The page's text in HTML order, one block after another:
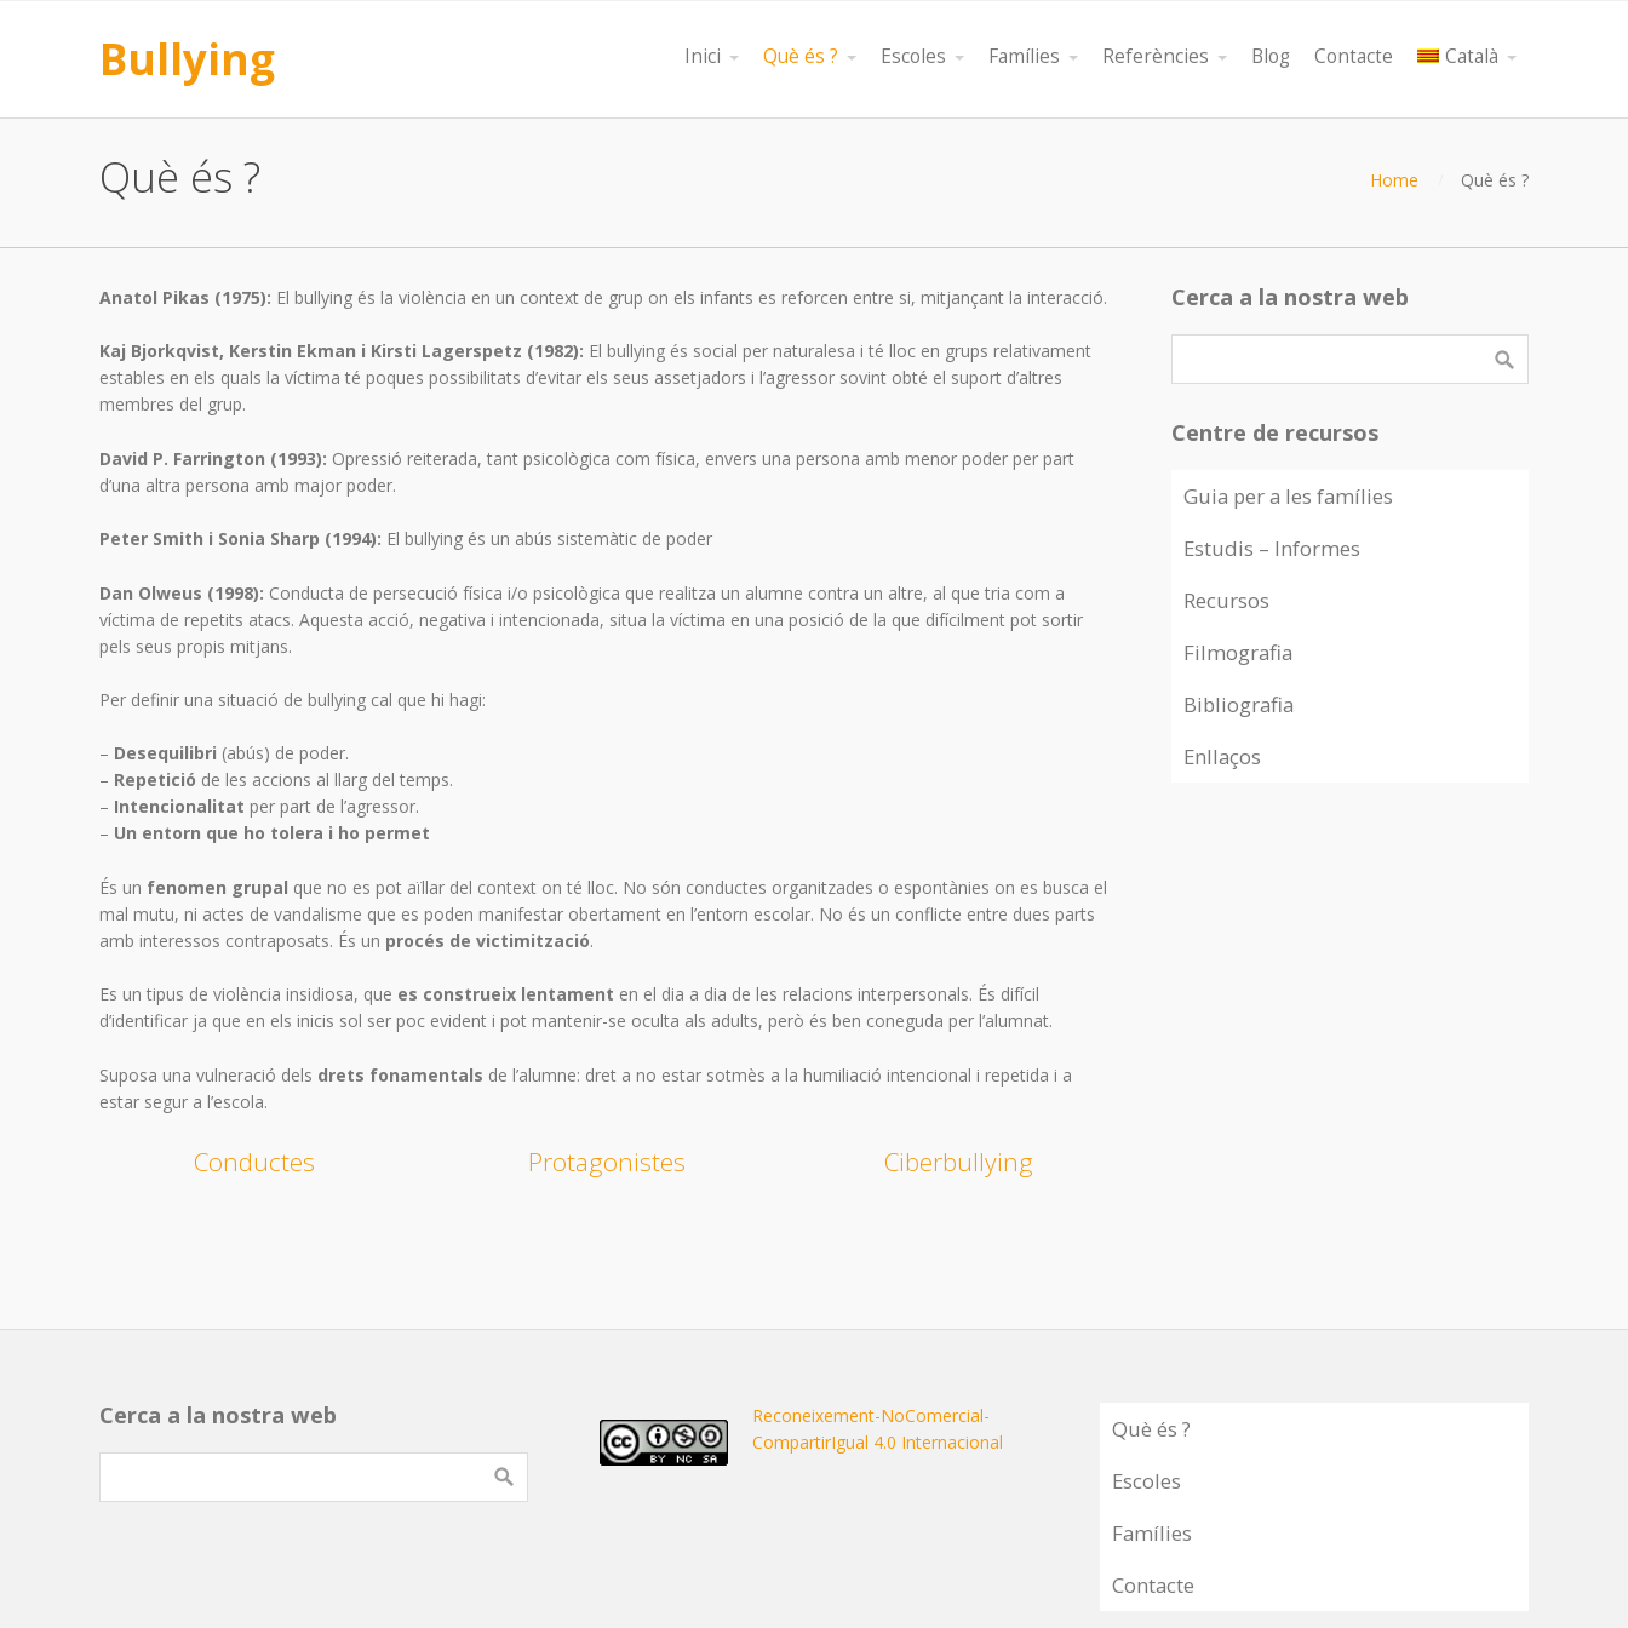
Bullying Inici Què és ? Escoles Famílies Referències Blog Contacte Català
Què és ? Home Què és ?
Anatol Pikas (1975): El bullying és la violència en un context de grup on els infants es reforcen entre si, mitjançant la interacció.
Kaj Bjorkqvist, Kerstin Ekman i Kirsti Lagerspetz (1982): El bullying és social per naturalesa i té lloc en grups relativament
estables en els quals la víctima té poques possibilitats d’evitar els seus assetjadors i l’agressor sovint obté el suport d’altres
membres del grup.
David P. Farrington (1993): Opressió reiterada, tant psicològica com física, envers una persona amb menor poder per part
d’una altra persona amb major poder.
Peter Smith i Sonia Sharp (1994): El bullying és un abús sistemàtic de poder
Dan Olweus (1998): Conducta de persecució física i/o psicològica que realitza un alumne contra un altre, al que tria com a
víctima de repetits atacs. Aquesta acció, negativa i intencionada, situa la víctima en una posició de la que difícilment pot sortir
pels seus propis mitjans.
Per definir una situació de bullying cal que hi hagi:
– Desequilibri (abús) de poder.
– Repetició de les accions al llarg del temps.
– Intencionalitat per part de l’agressor.
– Un entorn que ho tolera i ho permet
És un fenomen grupal que no es pot aïllar del context on té lloc. No són conductes organitzades o espontànies on es busca el
mal mutu, ni actes de vandalisme que es poden manifestar obertament en l’entorn escolar. No és un conflicte entre dues parts
amb interessos contraposats. És un procés de victimització.
Es un tipus de violència insidiosa, que es construeix lentament en el dia a dia de les relacions interpersonals. És difícil
d’identificar ja que en els inicis sol ser poc evident i pot mantenir-se oculta als adults, però és ben coneguda per l’alumnat.
Suposa una vulneració dels drets fonamentals de l’alumne: dret a no estar sotmès a la humiliació intencional i repetida i a
estar segur a l’escola.
Conductes Protagonistes Ciberbullying
Cerca a la nostra web
Centre de recursos
Guia per a les famílies
Estudis – Informes
Recursos
Filmografia
Bibliografia
Enllaços
Cerca a la nostra web
Reconeixement-NoComercial-
CompartirIgual 4.0 Internacional
Què és ?
Escoles
Famílies
Contacte